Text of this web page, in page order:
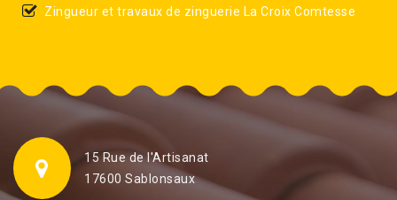
Zingueur et travaux de zinguerie La Croix Comtesse
15 Rue de l'Artisanat
17600 Sablonsaux